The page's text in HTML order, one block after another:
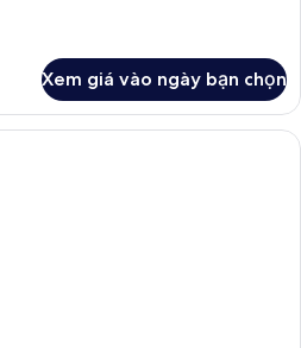
Xem giá vào ngày bạn chọn
Premier Suite | Bộ đồ giường cao